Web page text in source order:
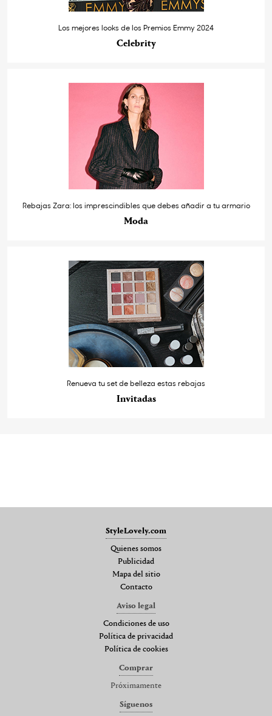
Los mejores looks de los Premios Emmy 2024
Celebrity
Rebajas Zara: los imprescindibles que debes añadir a tu armario
Moda
Renueva tu set de belleza estas rebajas
Invitadas
StyleLovely.com
Quienes somos
Publicidad
Mapa del sitio
Contacto
Aviso legal
Condiciones de uso
Política de privacidad
Política de cookies
Comprar
Próximamente
Síguenos